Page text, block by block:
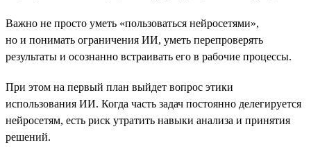
Важно не просто уметь «пользоваться нейросетями»,
но и понимать ограничения ИИ, уметь перепроверять
результаты и осознанно встраивать его в рабочие процессы.
При этом на первый план выйдет вопрос этики
использования ИИ. Когда часть задач постоянно делегируется
нейросетям, есть риск утратить навыки анализа и принятия
решений.